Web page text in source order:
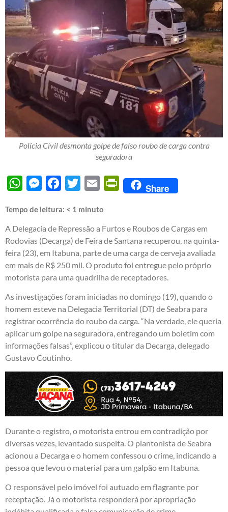
Polícia Civil desmonta golpe de falso roubo de carga contra
seguradora
WhatsAppMessengerFacebook
Twitter Email PrintFriendly
Share
Tempo de leitura: < 1 minuto
A Delegacia de Repressão a Furtos e Roubos de Cargas em
Rodovias (Decarga) de Feira de Santana recuperou, na quinta-
feira (23), em Itabuna, parte de uma carga de cerveja avaliada
em mais de R$ 250 mil. O produto foi entregue pelo próprio
motorista para uma quadrilha de receptadores.
As investigações foram iniciadas no domingo (19), quando o
homem esteve na Delegacia Territorial (DT) de Seabra para
registrar ocorrência do roubo da carga. “Na verdade, ele queria
aplicar um golpe na seguradora, entregando um boletim com
informações falsas”, explicou o titular da Decarga, delegado
Gustavo Coutinho.
Durante o registro, o motorista entrou em contradição por
diversas vezes, levantado suspeita. O plantonista de Seabra
acionou a Decarga e o homem confessou o crime, indicando a
pessoa que levou o material para um galpão em Itabuna.
O responsável pelo imóvel foi autuado em flagrante por
receptação. Já o motorista responderá por apropriação